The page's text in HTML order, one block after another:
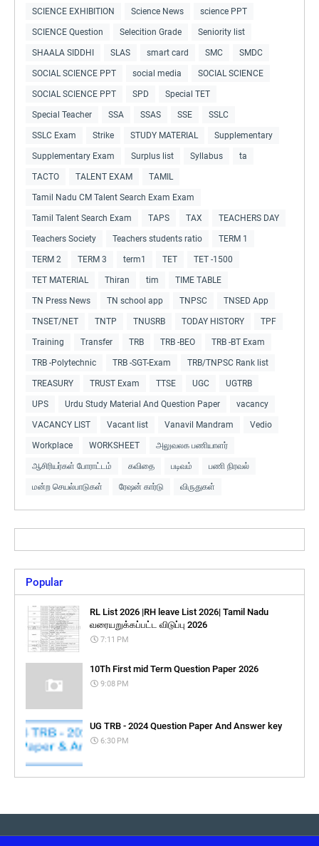
SCIENCE EXHIBITION Science News science PPT
SCIENCE Question Selecition Grade Seniority list
SHAALA SIDDHI SLAS smart card SMC SMDC
SOCIAL SCIENCE PPT social media SOCIAL SCIENCE
SOCIAL SCIENCE PPT SPD Special TET
Special Teacher SSA SSAS SSE SSLC
SSLC Exam Strike STUDY MATERIAL Supplementary
Supplementary Exam Surplus list Syllabus ta
TACTO TALENT EXAM TAMIL
Tamil Nadu CM Talent Search Exam Exam
Tamil Talent Search Exam TAPS TAX TEACHERS DAY
Teachers Society Teachers students ratio TERM 1
TERM 2 TERM 3 term1 TET TET -1500
TET MATERIAL Thiran tim TIME TABLE
TN Press News TN school app TNPSC TNSED App
TNSET/NET TNTP TNUSRB TODAY HISTORY TPF
Training Transfer TRB TRB -BEO TRB -BT Exam
TRB -Polytechnic TRB -SGT-Exam TRB/TNPSC Rank list
TREASURY TRUST Exam TTSE UGC UGTRB
UPS Urdu Study Material And Question Paper vacancy
VACANCY LIST Vacant list Vanavil Mandram Vedio
Workplace WORKSHEET அலுவலக பணியாளர்
ஆசிரியர்கள் போராட்டம் கவிதை படிவம் பணி நிரவல்
மன்ற செயல்பாடுகள் ரேஷன் கார்டு விருதுகள்
Popular
RL List 2026 |RH leave List 2026| Tamil Nadu
வரையறுக்கப்பட்ட விடுப்பு 2026
7:11 PM
10Th First mid Term Question Paper 2026
9:08 PM
UG TRB - 2024 Question Paper And Answer key
6:30 PM